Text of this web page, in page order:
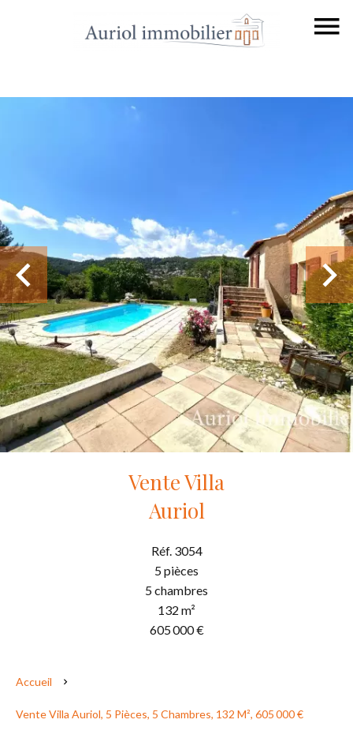
Vente Villa
Auriol
Réf. 3054
5 pièces
5 chambres
132 m²
605 000 €
Accueil
Vente Villa Auriol, 5 Pièces, 5 Chambres, 132 M², 605 000 €